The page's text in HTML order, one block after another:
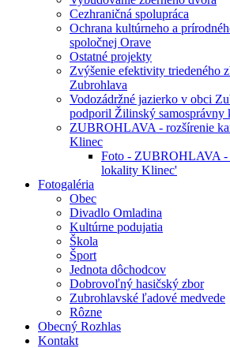
Cezhraničná spolupráca
Ochrana kultúrneho a
spoločnej Orave
Ostatné projekty
Zvýšenie efektivity triedeného
Zubrohlava
Vodozádržné jazierko v obci
podporil Žilinský samosprávny
ZUBROHLAVA - rozšírenie
Klinec
Foto - ZUBROHLAVA -
lokality Klinec'
Fotogaléria
Obec
Divadlo Omladina
Kultúrne podujatia
Škola
Šport
Jednota dôchodcov
Dobrovoľný hasičský zbor
Zubrohlavské ľadové medvede
Rôzne
Obecný Rozhlas
Kontakt